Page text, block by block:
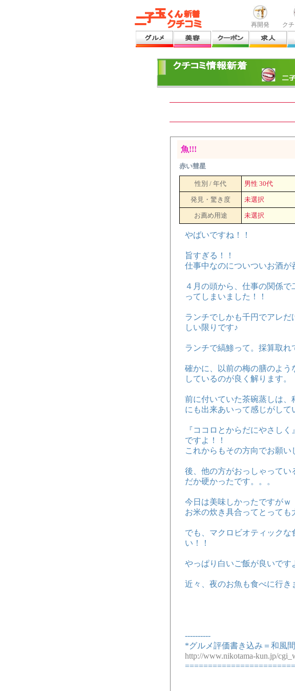
再開発 ク
魚!!!
赤い彗星
性別 / 年代 男性 30代
発見・驚き度 未選択
お薦め用途 未選択
やばいですね！！
旨すぎる！！
仕事中なのについついお酒が
４月の頭から、仕事の関係
ってしまいました！！
ランチでしかも千円でアレ
しい限りです♪
ランチで縞鯵って。採算取れ
確かに、以前の梅の膳のよう
しているのが良く解ります。
前に付いていた茶碗蒸しは
にも出来あいって感じがして
『ココロとからだにやさし
ですよ！！
これからもその方向でお願い
後、他の方がおっしゃって
だか硬かったです。。。
今日は美味しかったですがｗ
お米の炊き具合ってとっても
でも、マクロビオティック
い！！
やっぱり白いご飯が良いです
近々、夜のお魚も食べに行
----------
*グルメ評価書き込み＝和風
http://www.nikotama-kun.jp/